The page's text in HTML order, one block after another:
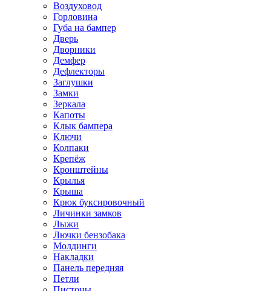
Воздуховод
Горловина
Губа на бампер
Дверь
Дворники
Демфер
Дефлекторы
Заглушки
Замки
Зеркала
Капоты
Клык бампера
Ключи
Колпаки
Крепёж
Кронштейны
Крылья
Крыша
Крюк буксировочный
Личинки замков
Лыжи
Лючки бензобака
Молдинги
Накладки
Панель передняя
Петли